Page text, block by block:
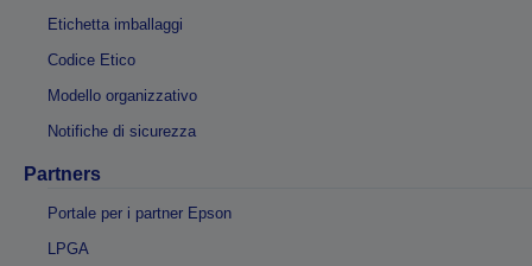
Etichetta imballaggi
Codice Etico
Modello organizzativo
Notifiche di sicurezza
Partners
Portale per i partner Epson
LPGA